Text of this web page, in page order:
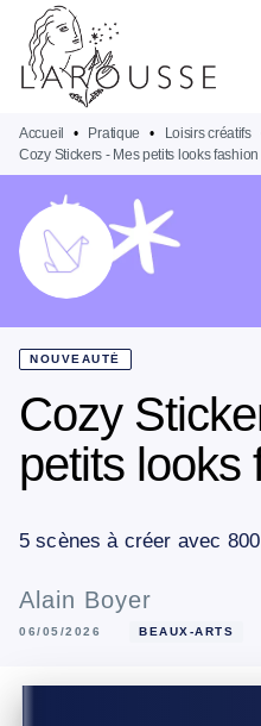
MENU
PIED DE PAGE
Accueil • Pratique • Loisirs créatifs
Cozy Stickers - Mes petits looks fashion
NOUVEAUTÉ
Cozy
petits looks
5 scènes à créer avec
Alain Boyer
06/05/2026 BEAUX-ARTS